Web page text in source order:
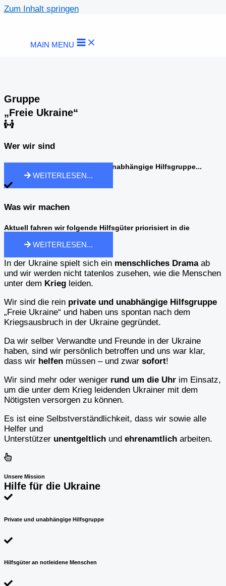
Zum Inhalt springen
MAIN MENU
Gruppe
„Freie Ukraine“
Wer wir sind
Wir sind eine rein private und unabhängige Hilfsgruppe...
WEITERLESEN...
Was wir machen
Aktuell fahren wir folgende Hilfsgüter priorisiert in die
WEITERLESEN...
In der Ukraine spielt sich ein menschliches Dramaab
und wir werden nicht tatenlos zusehen, wie die Menschen
unter dem Krieg leiden.
Wir sind die rein private und unabhängige Hilfsgruppe
„Freie Ukraine“ und haben uns spontan nach dem
Kriegsausbruch in der Ukraine gegründet.
Da wir selber Verwandte und Freunde in der Ukraine
haben, sind wir persönlich betroffen und uns war klar,
dass wir helfen müssen – und zwar sofort!
Wir sind mehr oder weniger rund um die Uhr im Einsatz,
um die unter dem Krieg leidenden Ukrainer mit dem
Nötigsten versorgen zu können.
Es ist eine Selbstverständlichkeit, dass wir sowie alle
Helfer und
Unterstützer unentgeltlich und ehrenamtlich arbeiten.
Unsere Mission
Hilfe für die Ukraine
Private und unabhängige Hilfsgruppe
Hilfsgüter an notleidene Menschen